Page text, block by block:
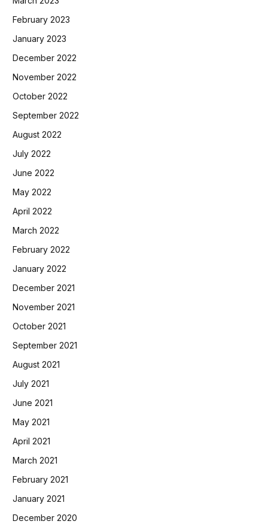
February 2023
January 2023
December 2022
November 2022
October 2022
September 2022
August 2022
July 2022
June 2022
May 2022
April 2022
March 2022
February 2022
January 2022
December 2021
November 2021
October 2021
September 2021
August 2021
July 2021
June 2021
May 2021
April 2021
March 2021
February 2021
January 2021
December 2020